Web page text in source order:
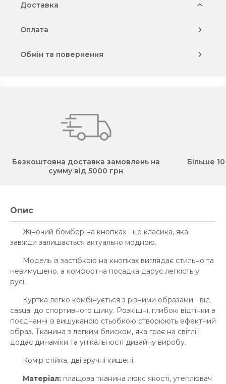
Доставка
Оплата
Обмін та повернення
Безкоштовна доставка замовлень на
сумму від 5000 грн
Більше
Опис
Жіночий бомбер на кнопках - це класика, яка
завжди залишається актуально модною.
Модель із застібкою на кнопках виглядає стильно та
невимушено, а комфортна посадка дарує легкість у
русі.
Куртка легко комбінується з різними образами - від
casual до спортивного шику. Розкішні, глибокі відтінки в
поєднанні із вишуканою стьобкою створюють ефектний
образ. Тканина з легким блиском, яка грає на світлі і
додає динаміки та унікальності дизайну виробу.
Комір стійка, дві зручні кишені.
Матеріал: плащова тканина люкс якості, утеплювач